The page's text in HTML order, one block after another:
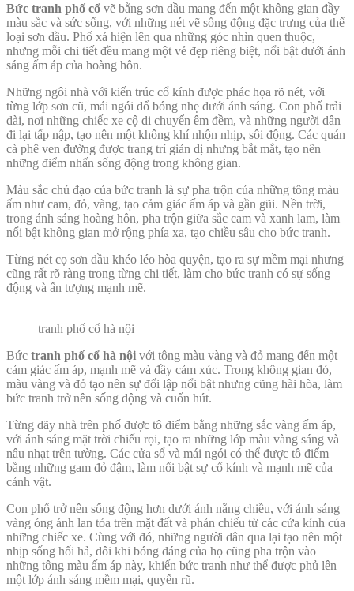
Bức tranh phố cổ vẽ bằng sơn dầu mang đến một không gian đầy
màu sắc và sức sống, với những nét vẽ sống động đặc trưng của thể
loại sơn dầu. Phố xá hiện lên qua những góc nhìn quen thuộc,
nhưng mỗi chi tiết đều mang một vẻ đẹp riêng biệt, nổi bật dưới ánh
sáng ấm áp của hoàng hôn.
Những ngôi nhà với kiến trúc cổ kính được phác họa rõ nét, với
từng lớp sơn cũ, mái ngói đổ bóng nhẹ dưới ánh sáng. Con phố trải
dài, nơi những chiếc xe cộ di chuyển êm đềm, và những người dân
đi lại tấp nập, tạo nên một không khí nhộn nhịp, sôi động. Các quán
cà phê ven đường được trang trí giản dị nhưng bắt mắt, tạo nên
những điểm nhấn sống động trong không gian.
Màu sắc chủ đạo của bức tranh là sự pha trộn của những tông màu
ấm như cam, đỏ, vàng, tạo cảm giác ấm áp và gần gũi. Nền trời,
trong ánh sáng hoàng hôn, pha trộn giữa sắc cam và xanh lam, làm
nổi bật không gian mở rộng phía xa, tạo chiều sâu cho bức tranh.
Từng nét cọ sơn dầu khéo léo hòa quyện, tạo ra sự mềm mại nhưng
cũng rất rõ ràng trong từng chi tiết, làm cho bức tranh có sự sống
động và ấn tượng mạnh mẽ.
tranh phố cổ hà nội
Bức tranh phố cổ hà nội với tông màu vàng và đỏ mang đến một
cảm giác ấm áp, mạnh mẽ và đầy cảm xúc. Trong không gian đó,
màu vàng và đỏ tạo nên sự đối lập nổi bật nhưng cũng hài hòa, làm
bức tranh trở nên sống động và cuốn hút.
Từng dãy nhà trên phố được tô điểm bằng những sắc vàng ấm áp,
với ánh sáng mặt trời chiếu rọi, tạo ra những lớp màu vàng sáng và
nâu nhạt trên tường. Các cửa sổ và mái ngói có thể được tô điểm
bằng những gam đỏ đậm, làm nổi bật sự cổ kính và mạnh mẽ của
cảnh vật.
Con phố trở nên sống động hơn dưới ánh nắng chiều, với ánh sáng
vàng óng ánh lan tỏa trên mặt đất và phản chiếu từ các cửa kính của
những chiếc xe. Cùng với đó, những người dân qua lại tạo nên một
nhịp sống hối hả, đôi khi bóng dáng của họ cũng pha trộn vào
những tông màu ấm áp này, khiến bức tranh như thể được phủ lên
một lớp ánh sáng mềm mại, quyến rũ.